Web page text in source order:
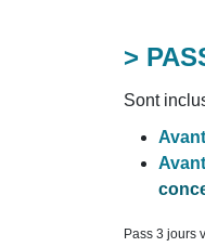
>
Sont
Pass 3 jours